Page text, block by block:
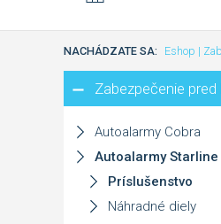
NACHÁDZATE SA: Eshop |
Zabezpečenie pred
Autoalarmy Cobra
Autoalarmy Starline
Príslušenstvo
Náhradné diely